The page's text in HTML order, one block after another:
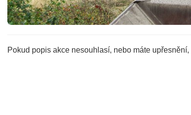
Pokud popis akce nesouhlasí, nebo máte